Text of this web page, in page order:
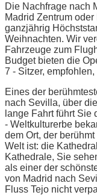
Die Nachfrage nach
Madrid Zentrum
ganzjährig
Weihnachten. Wir
Fahrzeuge zum
Budget bieten die
7 - Sitzer,
Eines der
nach Sevilla, über
lange Fahrt führt Sie
- Weltkulturerbe
dem Ort, der
Welt ist: die
Kathedrale, Sie
als einer der
von Madrid nach
Fluss Tejo nicht